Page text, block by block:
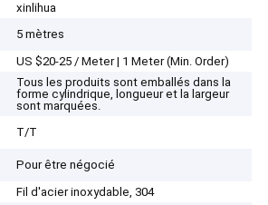
xinlihua
5 mètres
US $20-25 / Meter | 1 Meter (Min. Order)
Tous les produits sont emballés dans la
forme cylindrique, longueur et la largeur
sont marquées.
T/T
Pour être négocié
Fil d'acier inoxydable, 304